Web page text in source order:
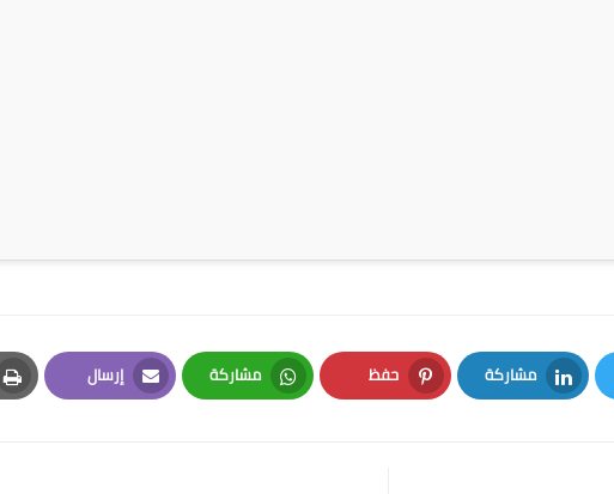
مشاركة
LinkedIn
حفظ
Pinterest
مشاركة
Whatsapp
إرسال
Email